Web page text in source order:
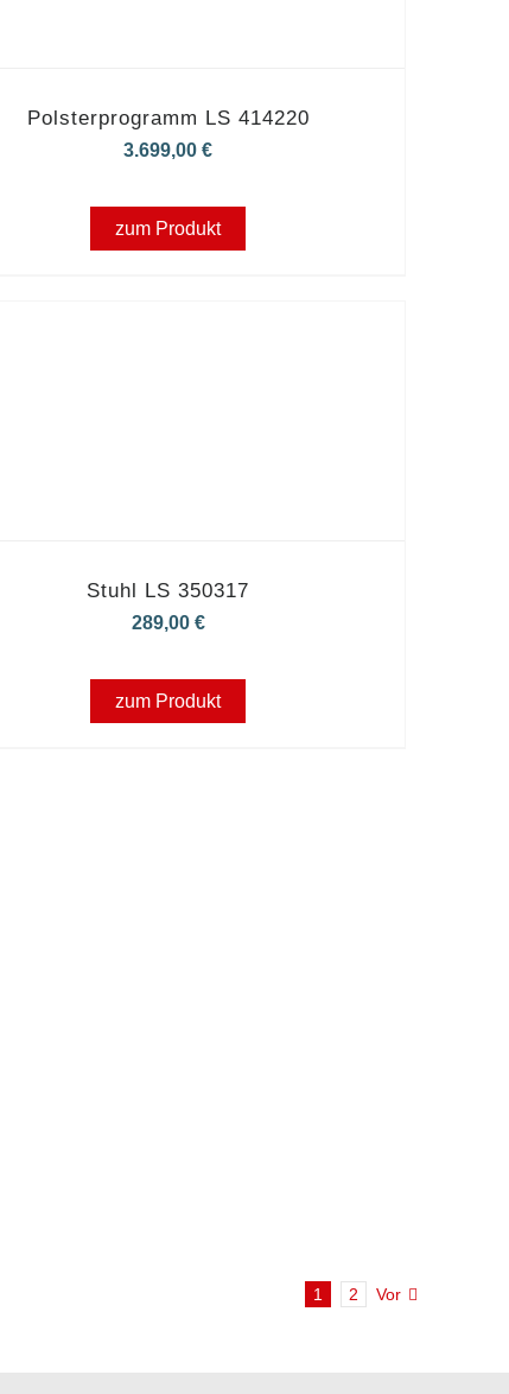
Polsterprogramm LS 414220
3.699,00€
zum Produkt
Stuhl LS 350317
289,00 €
zum Produkt
1 2 Vor